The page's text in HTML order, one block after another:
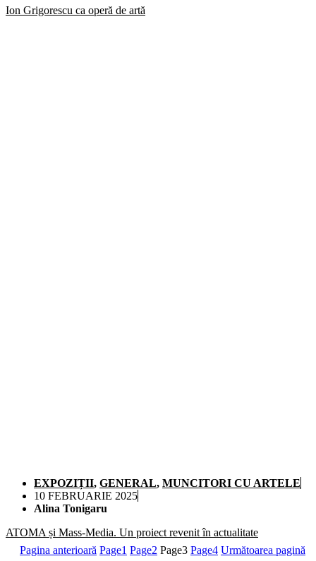
Ion Grigorescu ca operă de artă
EXPOZIȚII, GENERAL, MUNCITORI CU ARTELE
10 FEBRUARIE 2025
Alina Tonigaru
ATOMA și Mass-Media. Un proiect revenit în actualitate
Pagina anterioară Page1 Page2 Page3 Page4 Următoarea pagină